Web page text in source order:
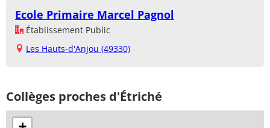
Ecole Primaire Marcel Pagnol
Établissement Public
Les Hauts-d'Anjou (49330)
Collèges proches d'Étriché